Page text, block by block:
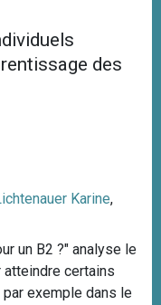
des
Karine,
un B2 ?" analyse le
certains
par exemple dans le